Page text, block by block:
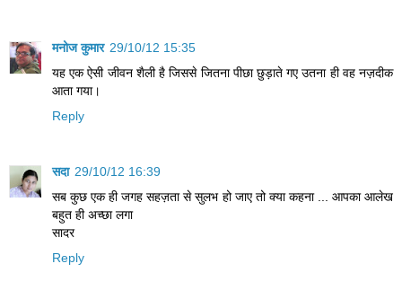
मनोज कुमार 29/10/12 15:35
यह एक ऐसी जीवन शैली है जिससे जितना पीछा छुड़ाते गए उतना ही वह नज़दीक
आता गया।
Reply
सदा 29/10/12 16:39
सब कुछ एक ही जगह सहज़ता से सुलभ हो जाए तो क्‍या कहना ... आपका आलेख
बहुत ही अच्‍छा लगा
सादर
Reply